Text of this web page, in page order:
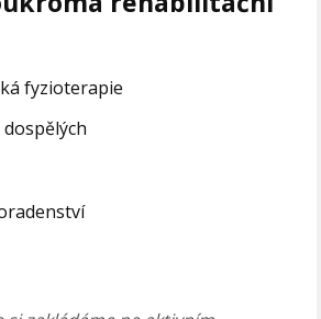
fyzioterapie